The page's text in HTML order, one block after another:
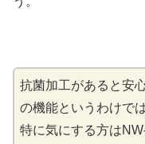
抗菌加工があると安
の機能というわけで
特に気にする方は